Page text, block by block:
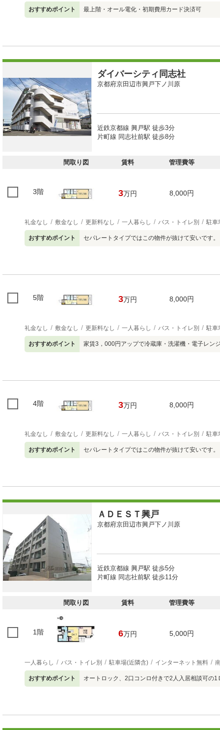
おすすめポイント 最上階・オール電化・初期費用カード決済可
ダイバーシティ同志社
京都府京田辺市興戸下ノ川原
近鉄京都線 興戸駅 徒歩3分
片町線 同志社前駅 徒歩8分
間取り図 賃料 管理費等
3階 3万円 8,000円
礼金なし 敷金なし 更新料なし 一人暮らし バス・トイレ別 駐車
おすすめポイント セパレートタイプではこの物件が抜けて安いです。
5階 3万円 8,000円
礼金なし 敷金なし 更新料なし 一人暮らし バス・トイレ別 駐車
おすすめポイント 家賃3，000円アップで冷蔵庫・洗濯機・電子レン
4階 3万円 8,000円
礼金なし 敷金なし 更新料なし 一人暮らし バス・トイレ別 駐車
おすすめポイント セパレートタイプではこの物件が抜けて安いです。
ＡＤＥＳＴ興戸
京都府京田辺市興戸下ノ川原
近鉄京都線 興戸駅 徒歩5分
片町線 同志社前駅 徒歩11分
間取り図 賃料 管理費等
1階 6万円 5,000円
一人暮らし バス・トイレ別 駐車場(近隣含) インターネット無料
おすすめポイント オートロック、2口コンロ付きで2人入居相談可の